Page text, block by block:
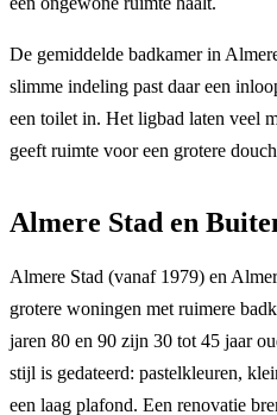
De gemiddelde badkamer in
slimme indeling past daar een
een toilet in. Het ligbad laten veel
geeft ruimte voor een grotere
Almere Stad en
Almere Stad (vanaf 1979) en
grotere woningen met ruimere
jaren 80 en 90 zijn 30 tot 45 jaar
stijl is gedateerd: pastelkleuren,
een laag plafond. Een renovatie